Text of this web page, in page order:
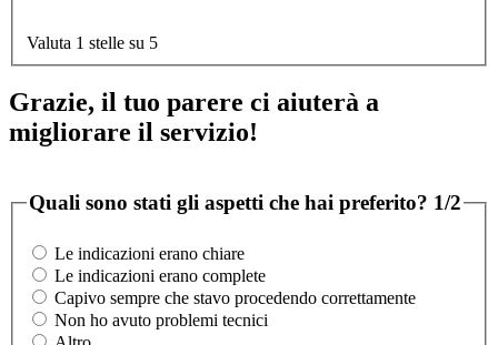
Valuta 1 stelle su 5
Grazie, il tuo parere ci aiuterà a
migliorare il servizio!
Quali sono stati gli aspetti che hai preferito? 1/2
Le indicazioni erano chiare
Le indicazioni erano complete
Capivo sempre che stavo procedendo correttamente
Non ho avuto problemi tecnici